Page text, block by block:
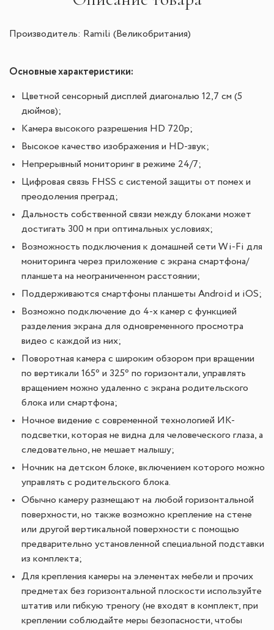
Производитель: Ramili (Великобритания)
Основные характеристики:
Цветной сенсорный дисплей диагональю 12,7 см (5
дюймов);
Камера высокого разрешения HD 720p;
Высокое качество изображения и HD-звук;
Непрерывный мониторинг в режиме 24/7;
Цифровая связь FHSS с системой защиты от помех и
преодоления преград;
Дальность собственной связи между блоками может
достигать 300 м при оптимальных условиях;
Возможность подключения к домашней сети Wi-Fi для
мониторинга через приложение с экрана смартфона/
планшета на неограниченном расстоянии;
Поддерживаются смартфоны планшеты Android и iOS;
Возможно подключение до 4-х камер с функцией
разделения экрана для одновременного просмотра
видео с каждой из них;
Поворотная камера с широким обзором при вращении
по вертикали 165⁰ и 325⁰ по горизонтали, управлять
вращением можно удаленно с экрана родительского
блока или смартфона;
Ночное видение с современной технологией ИК-
подсветки, которая не видна для человеческого глаза, а
следовательно, не мешает малышу;
Ночник на детском блоке, включением которого можно
управлять с родительского блока.
Обычно камеру размещают на любой горизонтальной
поверхности, но также возможно крепление на стене
или другой вертикальной поверхности с помощью
предварительно установленной специальной подставки
из комплекта;
Для крепления камеры на элементах мебели и прочих
предметах без горизонтальной плоскости используйте
штатив или гибкую треногу (не входят в комплект, при
креплении соблюдайте меры безопасности, чтобы